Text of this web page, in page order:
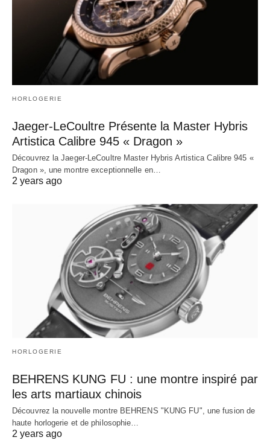
HORLOGERIE
Jaeger-LeCoultre Présente la Master Hybris
Artistica Calibre 945 « Dragon »
Découvrez la Jaeger-LeCoultre Master Hybris Artistica Calibre 945 «
Dragon », une montre exceptionnelle en…
2 years ago
HORLOGERIE
BEHRENS KUNG FU : une montre inspiré par
les arts martiaux chinois
Découvrez la nouvelle montre BEHRENS "KUNG FU", une fusion de
haute horlogerie et de philosophie…
2 years ago